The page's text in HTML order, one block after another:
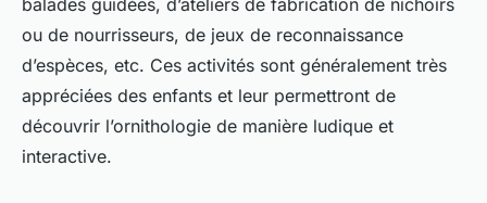
ou de nourrisseurs, de jeux de reconnaissance
d’espèces, etc. Ces activités sont généralement très
appréciées des enfants et leur permettront de
découvrir l’ornithologie de manière ludique et
interactive.